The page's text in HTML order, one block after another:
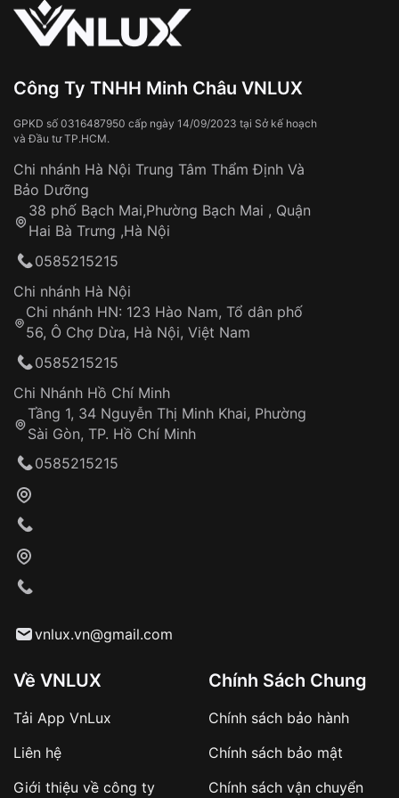
Louis Brandt, một người thợ đồng hồ trẻ tuổi với niềm
đam mê chế tác cơ khí chính xác, đã thành lập một
xưởng sản xuất đồng hồ bỏ túi nhỏ.
Ban đầu, ông tập trung vào việc lắp ráp những chiếc
đồng hồ sử dụng linh kiện từ các nhà cung cấp địa
phương.
nhờ:
✔️ Độ hoàn thiện tốt
✔️ Độ chính xác cao
Sau nhiều năm phát triển, công ty dần mở rộng và trở
thành một trong những nhà sản xuất đồng hồ quan
trọng tại Thụy Sĩ.
1885 – Bước tiến với bộ máy Labrador
Sau khi Louis Brandt qua đời, hai người con trai Louis-
Paul và César Brandt tiếp tục phát triển công ty.
Năm 1885, họ giới thiệu bộ máy Labrador.
Đây là một trong những bộ máy quan trọng giúp
thương hiệu cải thiện độ chính xác và khả năng sản
Năm 1894 là cột mốc quan trọng nhất trong lịch sử
thương hiệu.
Công ty giới thiệu bộ máy:
Omega Calibre
Công Ty TNHH Minh Châu VNLUX
GPKD số 0316487950 cấp ngày 14/09/2023 tại Sở kế hoạch
và Đầu tư TP.HCM.
Chi nhánh Hà Nội Trung Tâm Thẩm Định Và
Bảo Dưỡng
38 phố Bạch Mai,Phường Bạch Mai , Quận
Hai Bà Trưng ,Hà Nội
0585215215
Chi nhánh Hà Nội
Chi nhánh HN: 123 Hào Nam, Tổ dân phố
56, Ô Chợ Dừa, Hà Nội, Việt Nam
0585215215
Chi Nhánh Hồ Chí Minh
Tầng 1, 34 Nguyễn Thị Minh Khai, Phường
Sài Gòn, TP. Hồ Chí Minh
0585215215
vnlux.vn@gmail.com
Về VNLUX
Tải App VnLux
Liên hệ
Giới thiệu về công ty
Chính Sách Chung
Chính sách bảo hành
Chính sách bảo mật
Chính sách vận chuyển